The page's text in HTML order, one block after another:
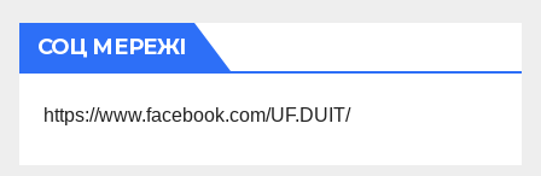
СОЦ МЕРЕЖІ
https://www.facebook.com/UF.DUIT/